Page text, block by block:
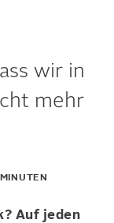
wir in
mehr
Auf jeden